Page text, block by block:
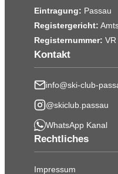
Eintragung: Passau
Registergericht:
Registernummer: VR
Kontakt
info@ski-club-
@skiclub.passau
WhatsApp Kanal
Rechtliches
Impressum